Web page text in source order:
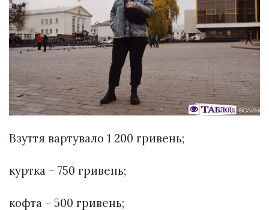
Взуття вартувало 1 200 гривень;
куртка – 750 гривень;
кофта – 500 гривень;